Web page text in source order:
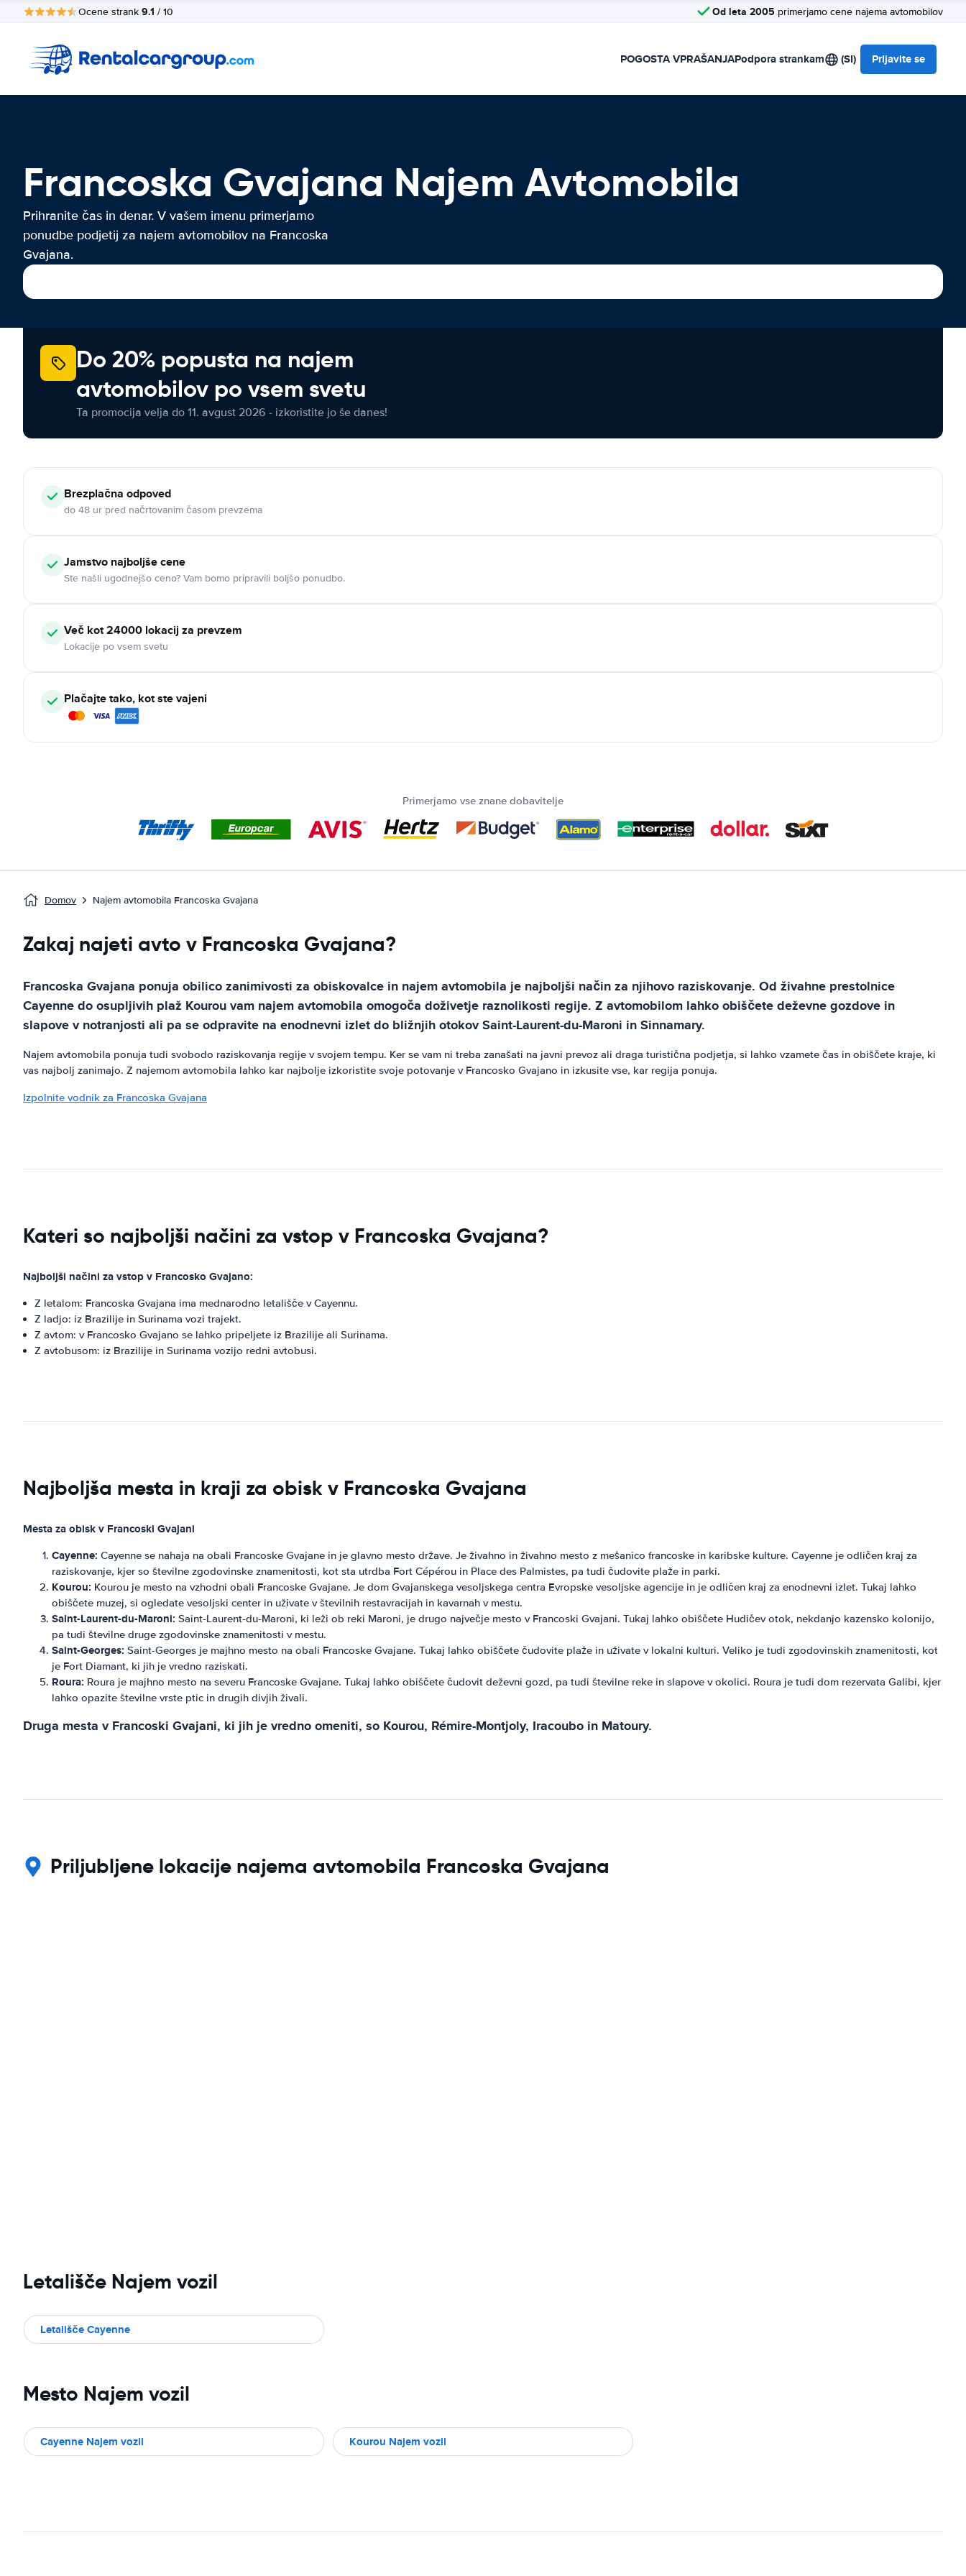
Ocene strank 9.1 / 10 Od leta 2005 primerjamo cene najema avtomobilov
POGOSTA VPRAŠANJAPodpora strankam (SI) Prijavite se
Francoska Gvajana Najem Avtomobila
Prihranite čas in denar. V vašem imenu primerjamo
ponudbe podjetij za najem avtomobilov na Francoska
Gvajana.
Do 20% popusta na najem
avtomobilov po vsem svetu
Ta promocija velja do 11. avgust 2026 - izkoristite jo še danes!
Brezplačna odpoved
do 48 ur pred načrtovanim časom prevzema
Jamstvo najboljše cene
Ste našli ugodnejšo ceno? Vam bomo pripravili boljšo ponudbo.
Več kot 24000 lokacij za prevzem
Lokacije po vsem svetu
Plačajte tako, kot ste vajeni
Primerjamo vse znane dobavitelje
Domov Najem avtomobila Francoska Gvajana
Zakaj najeti avto v Francoska Gvajana?
Francoska Gvajana ponuja obilico zanimivosti za obiskovalce in najem avtomobila je najboljši način za njihovo raziskovanje. Od živahne prestolnice
Cayenne do osupljivih plaž Kourou vam najem avtomobila omogoča doživetje raznolikosti regije. Z avtomobilom lahko obiščete deževne gozdove in
slapove v notranjosti ali pa se odpravite na enodnevni izlet do bližnjih otokov Saint-Laurent-du-Maroni in Sinnamary.
Najem avtomobila ponuja tudi svobodo raziskovanja regije v svojem tempu. Ker se vam ni treba zanašati na javni prevoz ali draga turistična podjetja, si lahko vzamete čas in obiščete kraje, ki
vas najbolj zanimajo. Z najemom avtomobila lahko kar najbolje izkoristite svoje potovanje v Francosko Gvajano in izkusite vse, kar regija ponuja.
Izpolnite vodnik za Francoska Gvajana
Kateri so najboljši načini za vstop v Francoska Gvajana?
Najboljši načini za vstop v Francosko Gvajano:
Z letalom: Francoska Gvajana ima mednarodno letališče v Cayennu.
Z ladjo: iz Brazilije in Surinama vozi trajekt.
Z avtom: v Francosko Gvajano se lahko pripeljete iz Brazilije ali Surinama.
Z avtobusom: iz Brazilije in Surinama vozijo redni avtobusi.
Najboljša mesta in kraji za obisk v Francoska Gvajana
Mesta za obisk v Francoski Gvajani
Cayenne: Cayenne se nahaja na obali Francoske Gvajane in je glavno mesto države. Je živahno in živahno mesto z mešanico francoske in karibske kulture. Cayenne je odličen kraj za
raziskovanje, kjer so številne zgodovinske znamenitosti, kot sta utrdba Fort Cépérou in Place des Palmistes, pa tudi čudovite plaže in parki.
Kourou: Kourou je mesto na vzhodni obali Francoske Gvajane. Je dom Gvajanskega vesoljskega centra Evropske vesoljske agencije in je odličen kraj za enodnevni izlet. Tukaj lahko
obiščete muzej, si ogledate vesoljski center in uživate v številnih restavracijah in kavarnah v mestu.
Saint-Laurent-du-Maroni: Saint-Laurent-du-Maroni, ki leži ob reki Maroni, je drugo največje mesto v Francoski Gvajani. Tukaj lahko obiščete Hudičev otok, nekdanjo kazensko kolonijo,
pa tudi številne druge zgodovinske znamenitosti v mestu.
Saint-Georges: Saint-Georges je majhno mesto na obali Francoske Gvajane. Tukaj lahko obiščete čudovite plaže in uživate v lokalni kulturi. Veliko je tudi zgodovinskih znamenitosti, kot
je Fort Diamant, ki jih je vredno raziskati.
Roura: Roura je majhno mesto na severu Francoske Gvajane. Tukaj lahko obiščete čudovit deževni gozd, pa tudi številne reke in slapove v okolici. Roura je tudi dom rezervata Galibi, kjer
lahko opazite številne vrste ptic in drugih divjih živali.
Druga mesta v Francoski Gvajani, ki jih je vredno omeniti, so Kourou, Rémire-Montjoly, Iracoubo in Matoury.
Priljubljene lokacije najema avtomobila Francoska Gvajana
Letališče Najem vozil
Letališče Cayenne
Mesto Najem vozil
Cayenne Najem vozil Kourou Najem vozil